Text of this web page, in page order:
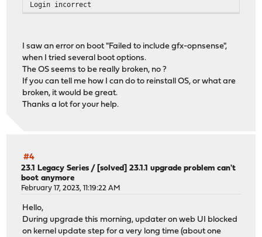
Login incorrect
I saw an error on boot "Failed to include gfx-opnsense",
when I tried several boot options.
The OS seems to be really broken, no ?
If you can tell me how I can do to reinstall OS, or what are
broken, it would be great.
Thanks a lot for your help.
#4
23.1 Legacy Series / [solved] 23.1.1 upgrade problem can't
boot anymore
February 17, 2023, 11:19:22 AM
Hello,
During upgrade this morning, updater on web UI blocked
on kernel update step for a very long time (about one